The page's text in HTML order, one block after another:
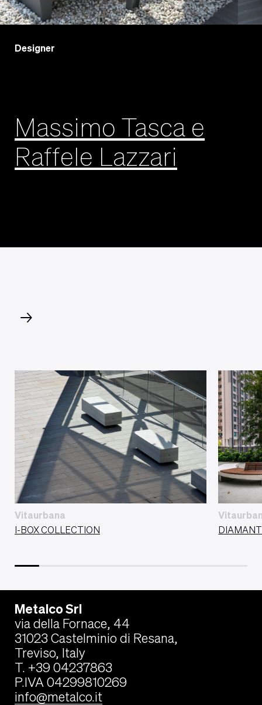
Designer
Massimo Tasca e
Raffele Lazzari
Vitaurbana
I-BOX COLLECTION
Metalco Srl
via della Fornace, 44
31023 Castelminio di Resana,
Treviso, Italy
T. +39 04237863
P.IVA 04299810269
info@metalco.it